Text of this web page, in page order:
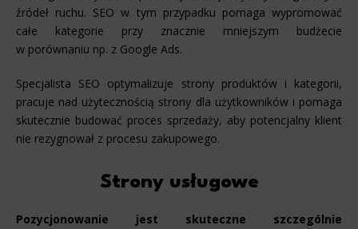
źródeł ruchu. SEO w tym przypadku pomaga wypromować
całe kategorie przy znacznie mniejszym budżecie
w porównaniu np. z Google Ads.
Specjalista SEO optymalizuje strony produktów i kategorii,
pracuje nad użytecznością strony dla użytkowników i pomaga
skutecznie budować proces sprzedaży, aby potencjalny klient
nie rezygnował z procesu zakupowego.
Strony usługowe
Pozycjonowanie jest skuteczne szczególnie